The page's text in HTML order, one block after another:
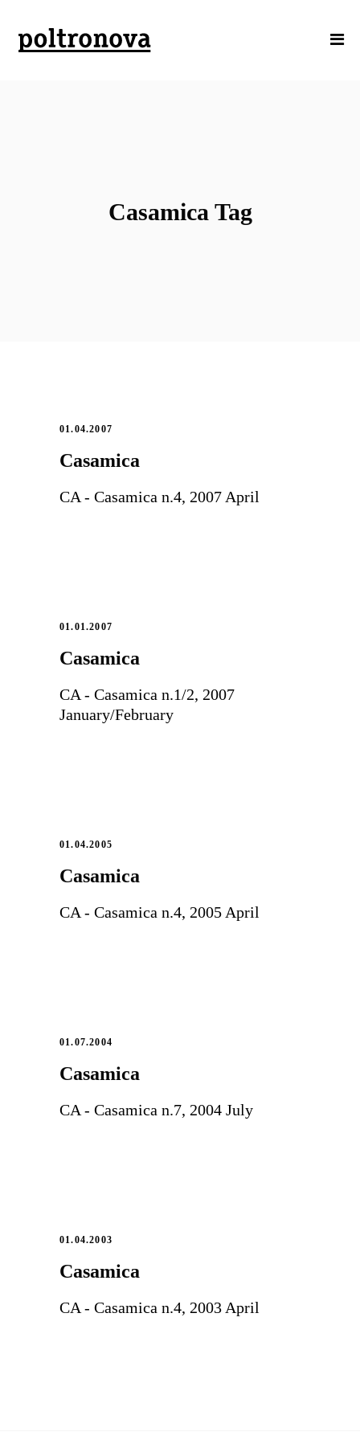
Casamica Tag
01.04.2007
Casamica
CA - Casamica n.4, 2007 April
01.01.2007
Casamica
CA - Casamica n.1/2, 2007
January/February
01.04.2005
Casamica
CA - Casamica n.4, 2005 April
01.07.2004
Casamica
CA - Casamica n.7, 2004 July
01.04.2003
Casamica
CA - Casamica n.4, 2003 April